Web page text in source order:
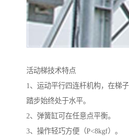
活动梯技术特点
1、运动平行四连杆机构，在梯
踏步始终处于水平。
2、弹簧缸可在任意点平衡。
3、操作轻巧方便（P<8kgf）。